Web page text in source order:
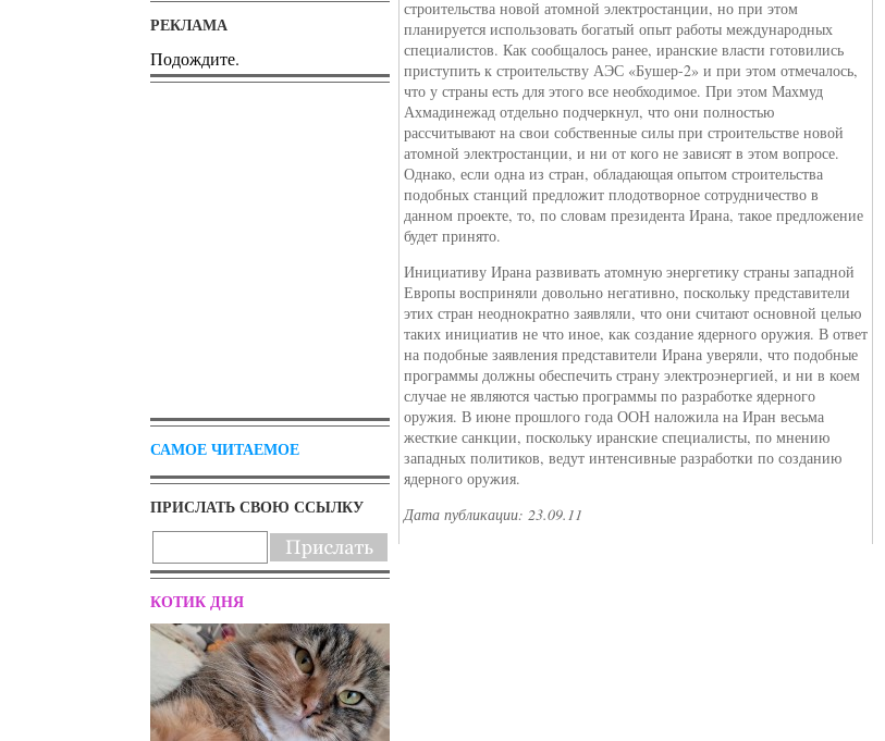
РЕКЛАМА
Подождите.
САМОЕ ЧИТАЕМОЕ
ПРИСЛАТЬ СВОЮ ССЫЛКУ
КОТИК ДНЯ
строительства новой атомной электростанции, но при этом
планируется использовать богатый опыт работы международных
специалистов. Как сообщалось ранее, иранские власти готовились
приступить к строительству АЭС «Бушер-2» и при этом отмечалось,
что у страны есть для этого все необходимое. При этом Махмуд
Ахмадинежад отдельно подчеркнул, что они полностью
рассчитывают на свои собственные силы при строительстве новой
атомной электростанции, и ни от кого не зависят в этом вопросе.
Однако, если одна из стран, обладающая опытом строительства
подобных станций предложит плодотворное сотрудничество в
данном проекте, то, по словам президента Ирана, такое предложение
будет принято.
Инициативу Ирана развивать атомную энергетику страны западной
Европы восприняли довольно негативно, поскольку представители
этих стран неоднократно заявляли, что они считают основной целью
таких инициатив не что иное, как создание ядерного оружия. В ответ
на подобные заявления представители Ирана уверяли, что подобные
программы должны обеспечить страну электроэнергией, и ни в коем
случае не являются частью программы по разработке ядерного
оружия. В июне прошлого года ООН наложила на Иран весьма
жесткие санкции, поскольку иранские специалисты, по мнению
западных политиков, ведут интенсивные разработки по созданию
ядерного оружия.
Дата публикации: 23.09.11